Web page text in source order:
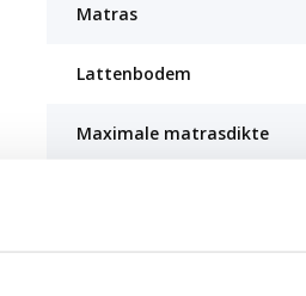
Matras
Lattenbodem
Maximale matrasdikte
Montagehandleiding